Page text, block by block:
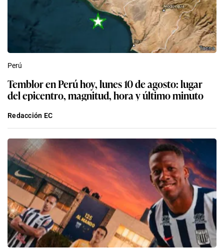
Perú
Temblor en Perú hoy, lunes 10 de agosto: lugar
del epicentro, magnitud, hora y último minuto
Redacción EC